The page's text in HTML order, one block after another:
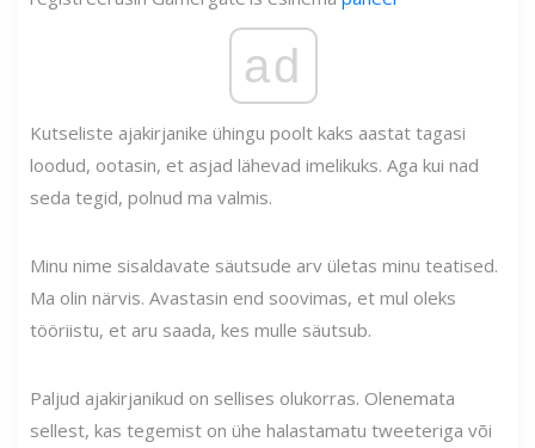
ad
Kutseliste ajakirjanike ühingu poolt kaks aastat tagasi
loodud, ootasin, et asjad lähevad imelikuks. Aga kui nad
seda tegid, polnud ma valmis.
Minu nime sisaldavate säutsude arv ületas minu teatised.
Ma olin närvis. Avastasin end soovimas, et mul oleks
tööriistu, et aru saada, kes mulle säutsub.
Paljud ajakirjanikud on sellises olukorras. Olenemata
sellest, kas tegemist on ühe halastamatu tweeteriga või